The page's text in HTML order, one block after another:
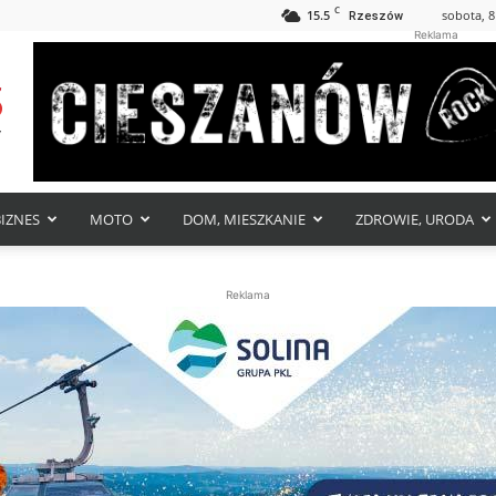
15.5 C Rzeszów sobota,
Reklama
MOTO DOM, MIESZKANIE ZDROWIE, URODA
Reklama